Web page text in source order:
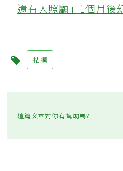
還有人照顧」1個月後
黏膜
這篇文章對你有幫助嗎?